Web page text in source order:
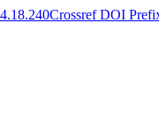
Crossref DOI